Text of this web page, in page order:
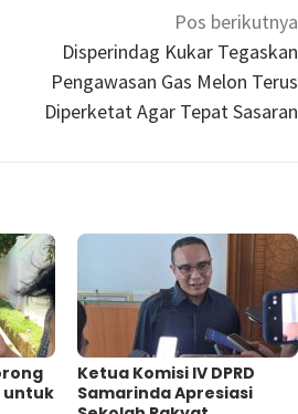
Pos berikutnya
Disperindag Kukar Tegaskan
Pengawasan Gas Melon Terus
Diperketat Agar Tepat Sasaran
untuk
Ketua Komisi IV DPRD
Samarinda Apresiasi